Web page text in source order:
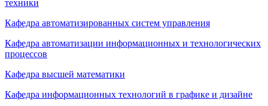
техники
Кафедра автоматизированных систем управления
Кафедра автоматизации информационных и технологических
процессов
Кафедра высшей математики
Кафедра информационных технологий в графике и дизайне